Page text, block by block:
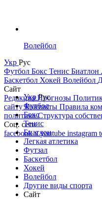
Волейбол
Укр Рус
Футбол Бокс Тенис Биатлон
Баскетбол Хокей Волейбол
Сайт
РедакцияПрогнозы
сайтуКонтакты Правила
политикаСтруктура
Соц. сети
facebookxyoutube instagram
УкрРус
Футбол
Бокс
Тенис
Биатлон
Легкая атлетика
Футзал
Баскетбол
Хокей
Волейбол
Другие виды спорта
Сайт